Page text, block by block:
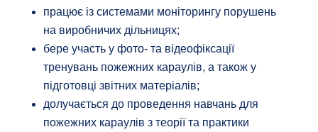
працює із системами моніторингу порушень
на виробничих дільницях;
бере участь у фото- та відеофіксації
тренувань пожежних караулів, а також у
підготовці звітних матеріалів;
долучається до проведення навчань для
пожежних караулів з теорії та практики